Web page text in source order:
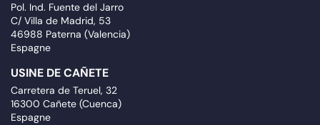
Pol. Ind. Fuente del Jarro
C/ Villa de Madrid, 53
46988 Paterna (Valencia)
Espagne
USINE DE CAÑETE
Carretera de Teruel, 32
16300 Cañete (Cuenca)
Espagne